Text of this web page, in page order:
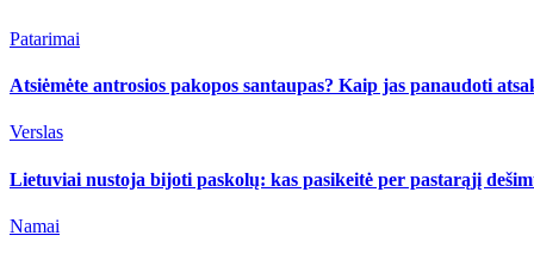
Patarimai
Atsiėmėte antrosios pakopos santaupas? Kaip jas panaudoti
Verslas
Lietuviai nustoja bijoti paskolų: kas pasikeitė per pastarąjį
Namai